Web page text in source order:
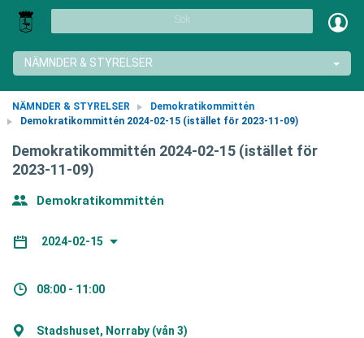
Sök
NÄMNDER & STYRELSER
NÄMNDER & STYRELSER
Demokratikommittén
Demokratikommittén 2024-02-15 (istället för 2023-11-09)
Demokratikommittén 2024-02-15 (istället för
2023-11-09)
Demokratikommittén
2024-02-15
08:00 - 11:00
Stadshuset, Norraby (vån 3)